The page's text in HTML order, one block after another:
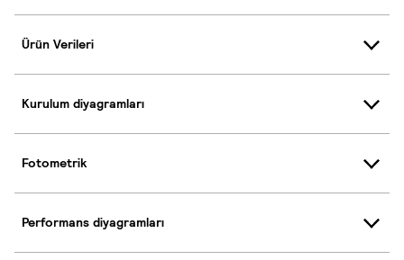
Ürün Verileri
Kurulum diyagramları
Fotometrik
Performans diyagramları